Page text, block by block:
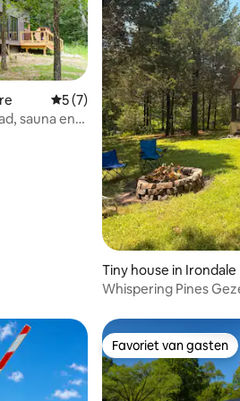
Gemiddelde beoordeling van
5 (7)
sauna en
Tiny house in Irondale
Whispering Pines
Favoriet van gasten
Favoriet van gasten